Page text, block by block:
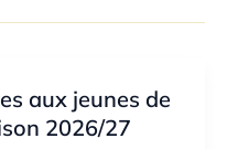
aux jeunes de
2026/27